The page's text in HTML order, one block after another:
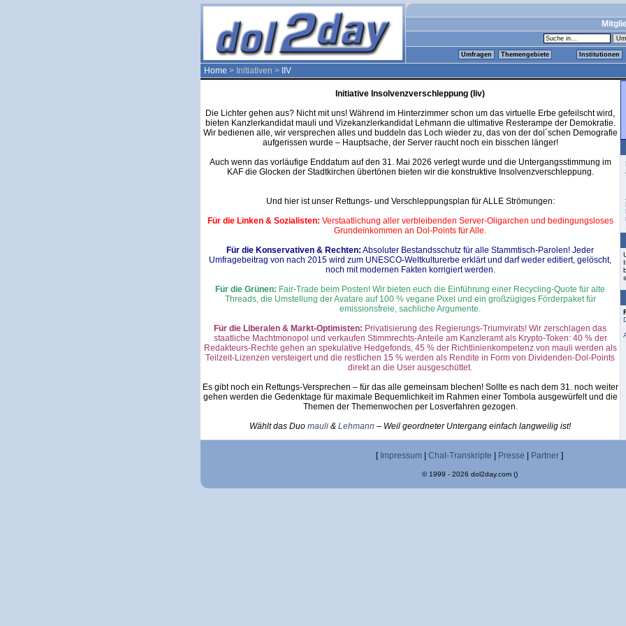
Umfragen Themengebiete Institutionen
Home > Initiativen > IIV
Initiative Insolvenzverschleppung (Iiv)
Die Lichter gehen aus? Nicht mit uns! Während im Hinterzimmer schon um das virtuelle Erbe gefeilscht wird,
bieten Kanzlerkandidat mauli und Vizekanzlerkandidat Lehmann die ultimative Resterampe der Demokratie.
Wir bedienen alle, wir versprechen alles und buddeln das Loch wieder zu, das von der dol´schen Demografie
aufgerissen wurde – Hauptsache, der Server raucht noch ein bisschen länger!
Auch wenn das vorläufige Enddatum auf den 31. Mai 2026 verlegt wurde und die Untergangsstimmung im
KAF die Glocken der Stadtkirchen übertönen bieten wir die konstruktive Insolvenzverschleppung.
Und hier ist unser Rettungs- und Verschleppungsplan für ALLE Strömungen:
Für die Linken & Sozialisten: Verstaatlichung aller verbleibenden Server-Oligarchen und bedingungsloses
Grundeinkommen an Dol-Points für Alle.
Für die Konservativen & Rechten: Absoluter Bestandsschutz für alle Stammtisch-Parolen! Jeder
Umfragebeitrag von nach 2015 wird zum UNESCO-Weltkulturerbe erklärt und darf weder editiert, gelöscht,
noch mit modernen Fakten korrigiert werden.
Für die Grünen: Fair-Trade beim Posten! Wir bieten euch die Einführung einer Recycling-Quote für alte
Threads, die Umstellung der Avatare auf 100 % vegane Pixel und ein großzügiges Förderpaket für
emissionsfreie, sachliche Argumente.
Für die Liberalen & Markt-Optimisten: Privatisierung des Regierungs-Triumvirats! Wir zerschlagen das
staatliche Machtmonopol und verkaufen Stimmrechts-Anteile am Kanzleramt als Krypto-Token: 40 % der
Redakteurs-Rechte gehen an spekulative Hedgefonds, 45 % der Richtlinienkompetenz von mauli werden als
Teilzeit-Lizenzen versteigert und die restlichen 15 % werden als Rendite in Form von Dividenden-Dol-Points
direkt an die User ausgeschüttet.
Es gibt noch ein Rettungs-Versprechen – für das alle gemeinsam blechen! Sollte es nach dem 31. noch weiter
gehen werden die Gedenktage für maximale Bequemlichkeit im Rahmen einer Tombola ausgewürfelt und die
Themen der Themenwochen per Losverfahren gezogen.
Wählt das Duo mauli & Lehmann – Weil geordneter Untergang einfach langweilig ist!
[ Impressum Chat-Transkripte Presse Partner ]
© 1999 - 2026 dol2day.com ()